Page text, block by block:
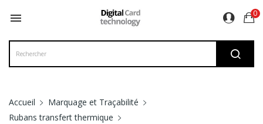
 0
Accueil
Marquage et Traçabilité
Rubans transfert thermique